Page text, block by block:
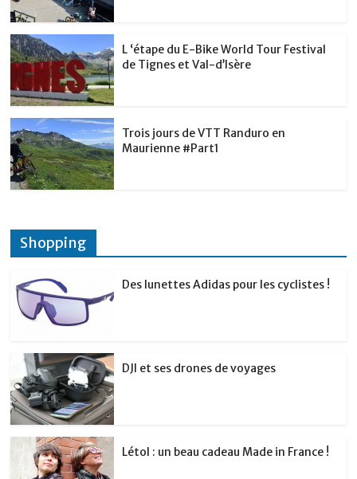
L ‘étape du E-Bike World Tour Festival
de Tignes et Val-d’Isère
Trois jours de VTT Randuro en
Maurienne #Part1
Shopping
Des lunettes Adidas pour les cyclistes !
DJI et ses drones de voyages
Létol : un beau cadeau Made in France !